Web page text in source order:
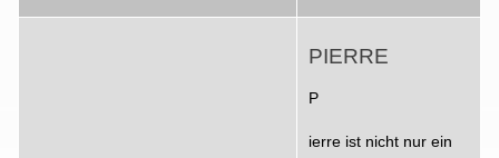
PIERRE
P
ierre ist nicht nur ein